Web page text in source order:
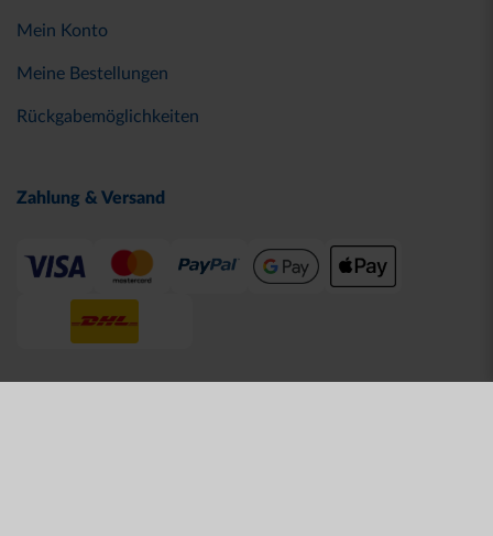
Mein Konto
Meine Bestellungen
Rückgabemöglichkeiten
Zahlung & Versand